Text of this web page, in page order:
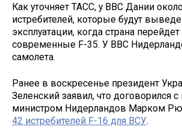
Как уточняет ТАСС, у ВВС Дании
истребителей, которые будут
эксплуатации, когда страна
современные F-35. У ВВС
самолета.
Ранее в воскресенье президент
Зеленский заявил, что договорился
министром Нидерландов Марком
42 истребителей F-16 для ВСУ.